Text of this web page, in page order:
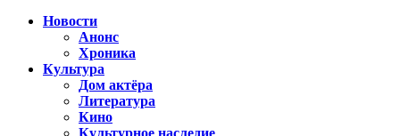
Новости
Анонс
Хроника
Культура
Дом актёра
Литература
Кино